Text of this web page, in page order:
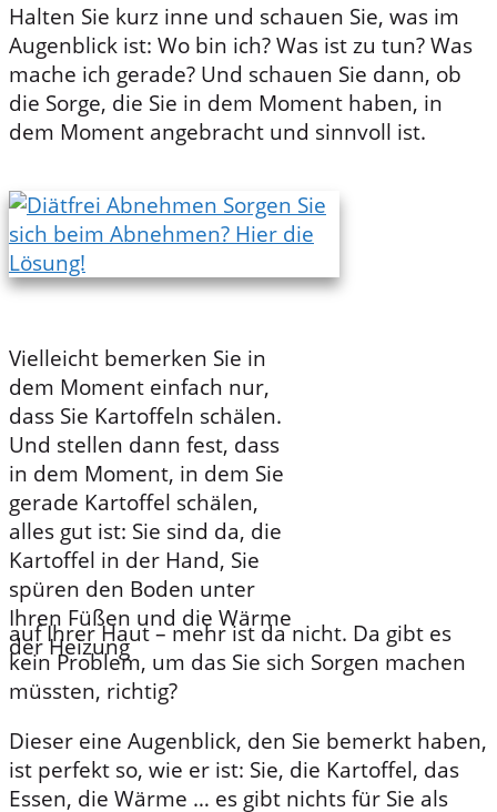
Halten Sie kurz inne und schauen Sie, was im
Augenblick ist: Wo bin ich? Was ist zu tun? Was
mache ich gerade? Und schauen Sie dann, ob
die Sorge, die Sie in dem Moment haben, in
dem Moment angebracht und sinnvoll ist.
Vielleicht bemerken Sie in
dem Moment einfach nur,
dass Sie Kartoffeln schälen.
Und stellen dann fest, dass
in dem Moment, in dem Sie
gerade Kartoffel schälen,
alles gut ist: Sie sind da, die
Kartoffel in der Hand, Sie
spüren den Boden unter
Ihren Füßen und die Wärme
der Heizung
auf Ihrer Haut – mehr ist da nicht. Da gibt es
kein Problem, um das Sie sich Sorgen machen
müssten, richtig?
Dieser eine Augenblick, den Sie bemerkt haben,
ist perfekt so, wie er ist: Sie, die Kartoffel, das
Essen, die Wärme … es gibt nichts für Sie als